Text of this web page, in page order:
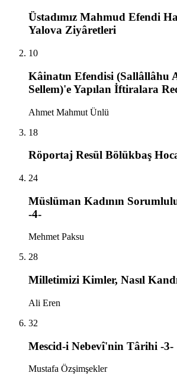
Üstadımız Mahmud Efendi
Yalova Ziyâretleri
10
Kâinatın Efendisi (Sallâllâhu
Sellem)'e Yapılan İftiralara
Ahmet Mahmut Ünlü
18
Röportaj Resül Bölükbaş
24
Müslüman Kadının
-4-
Mehmet Paksu
28
Milletimizi Kimler, Nasıl
Ali Eren
32
Mescid-i Nebevî'nin Târihi -3-
Mustafa Özşimşekler